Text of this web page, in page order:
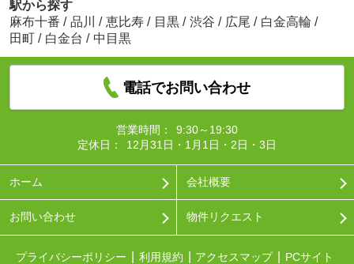
駅から探す
麻布十番 / 品川 / 恵比寿 / 目黒 / 渋谷 / 広尾 / 白金高輪 /
田町 / 白金台 / 中目黒
電話でお問い合わせ
営業時間：
9:30～19:30
定休日：
12月31日・1月1日・2日・3日
ホーム 会社概要
お問い合わせ 物件リクエスト
プライバシーポリシー 利用規約 アクセスマップ
PCサイト